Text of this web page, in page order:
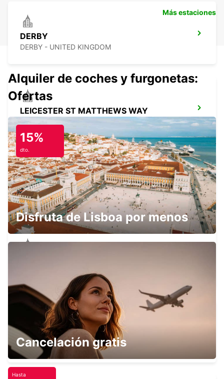
DERBY
DERBY - UNITED KINGDOM
LEICESTER ST MATTHEWS WAY
LEICESTER - UNITED KINGDOM
PETERBOROUGH
PETERBOROUGH - UNITED KINGDOM
NORTHAMPTON
NORTHAMPTON - UNITED KINGDOM
Más estaciones
Alquiler de coches y furgonetas:
Ofertas
15%
dto.
Disfruta de Lisboa por menos
Cancelación gratis
Hasta